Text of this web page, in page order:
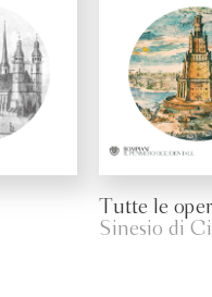
Tutte le
Sinesio di